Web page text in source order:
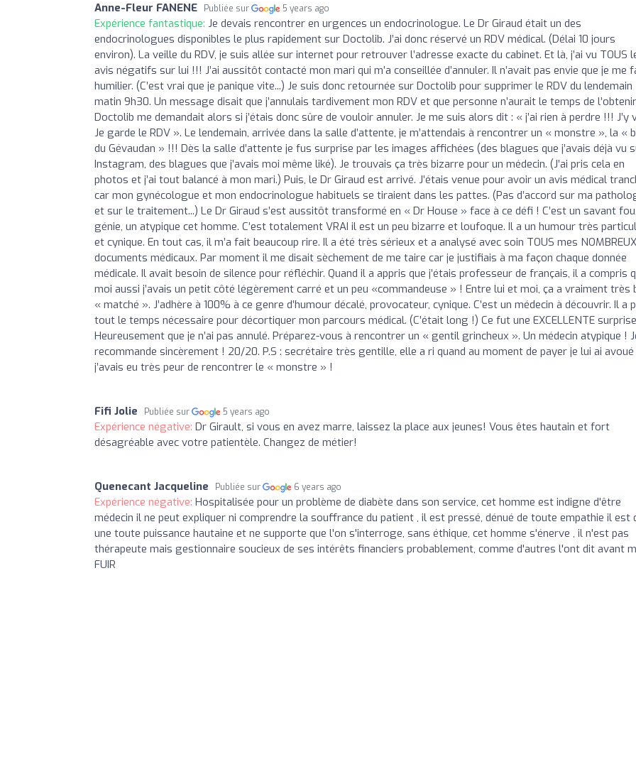
Anne-Fleur FANENE Publiée sur 5 years ago
Expérience fantastique: Je devais rencontrer en urgences un endocrinologue. Le Dr Giraud était un des
endocrinologues disponibles le plus rapidement sur Doctolib. J’ai donc réservé un RDV médical. (Délai 10 jours
environ). La veille du RDV, je suis allée sur internet pour retrouver l’adresse exacte du cabinet. Et là, j’ai vu TOUS
avis négatifs sur lui !!! J’ai aussitôt contacté mon mari qui m’a conseillée d’annuler. Il n’avait pas envie que je me
humilier. (C’est vrai que je panique vite...) Je suis donc retournée sur Doctolib pour supprimer le RDV du lendemain
matin 9h30. Un message disait que j’annulais tardivement mon RDV et que personne n’aurait le temps de
Doctolib me demandait alors si j’étais donc sûre de vouloir annuler. Je me suis alors dit : « j’ai rien à perdre !!! J’y
Je garde le RDV ». Le lendemain, arrivée dans la salle d’attente, je m’attendais à rencontrer un « monstre », la «
du Gévaudan » !!! Dès la salle d’attente je fus surprise par les images affichées (des blagues que j’avais déjà vu
Instagram, des blagues que j’avais moi même liké). Je trouvais ça très bizarre pour un médecin. (J’ai pris cela en
photos et j’ai tout balancé à mon mari.) Puis, le Dr Giraud est arrivé. J’étais venue pour avoir un avis médical
car mon gynécologue et mon endocrinologue habituels se tiraient dans les pattes. (Pas d’accord sur ma
et sur le traitement...) Le Dr Giraud s’est aussitôt transformé en « Dr House » face à ce défi ! C’est un savant
génie, un atypique cet homme. C’est totalement VRAI il est un peu bizarre et loufoque. Il a un humour très
et cynique. En tout cas, il m’a fait beaucoup rire. Il a été très sérieux et a analysé avec soin TOUS mes NOMBREUX
documents médicaux. Par moment il me disait sèchement de me taire car je justifiais à ma façon chaque donnée
médicale. Il avait besoin de silence pour réfléchir. Quand il a appris que j’étais professeur de français, il a compris
moi aussi j’avais un petit côté légèrement carré et un peu «commandeuse » ! Entre lui et moi, ça a vraiment très
« matché ». J’adhère à 100% à ce genre d’humour décalé, provocateur, cynique. C’est un médecin à découvrir. Il a
tout le temps nécessaire pour décortiquer mon parcours médical. (C’était long !) Ce fut une EXCELLENTE
Heureusement que je n’ai pas annulé. Préparez-vous à rencontrer un « gentil grincheux ». Un médecin atypique !
recommande sincèrement ! 20/20. P.S : secrétaire très gentille, elle a ri quand au moment de payer je lui ai avoué
j’avais eu très peur de rencontrer le « monstre » !
Fifi Jolie Publiée sur 5 years ago
Expérience négative: Dr Girault, si vous en avez marre, laissez la place aux jeunes! Vous êtes hautain et fort
désagréable avec votre patientèle. Changez de métier!
Quenecant Jacqueline Publiée sur 6 years ago
Expérience négative: Hospitalisée pour un problème de diabète dans son service, cet homme est indigne d'être
médecin il ne peut expliquer ni comprendre la souffrance du patient , il est pressé, dénué de toute empathie il est
une toute puissance hautaine et ne supporte que l'on s'interroge, sans éthique, cet homme s'énerve , il n'est pas
thérapeute mais gestionnaire soucieux de ses intérêts financiers probablement, comme d'autres l'ont dit avant
FUIR